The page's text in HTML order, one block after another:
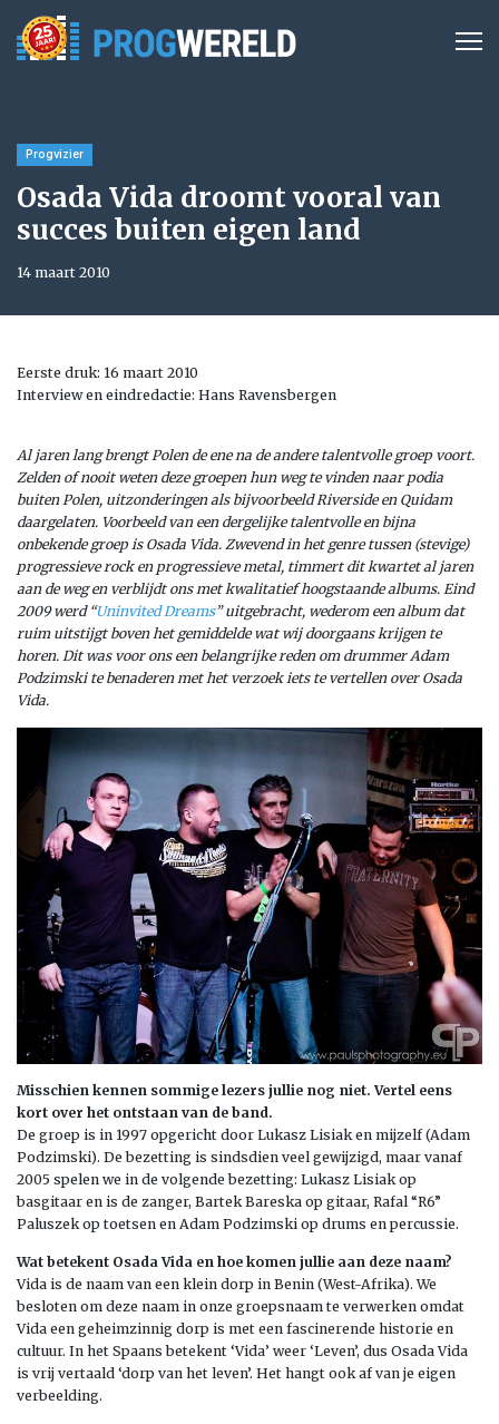
Progvizier
Osada Vida droomt vooral van
succes buiten eigen land
14 maart 2010
Eerste druk: 16 maart 2010
Interview en eindredactie: Hans Ravensbergen
Al jaren lang brengt Polen de ene na de andere talentvolle groep voort.
Zelden of nooit weten deze groepen hun weg te vinden naar podia
buiten Polen, uitzonderingen als bijvoorbeeld Riverside en Quidam
daargelaten. Voorbeeld van een dergelijke talentvolle en bijna
onbekende groep is Osada Vida. Zwevend in het genre tussen (stevige)
progressieve rock en progressieve metal, timmert dit kwartet al jaren
aan de weg en verblijdt ons met kwalitatief hoogstaande albums. Eind
2009 werd “Uninvited Dreams” uitgebracht, wederom een album dat
ruim uitstijgt boven het gemiddelde wat wij doorgaans krijgen te
horen. Dit was voor ons een belangrijke reden om drummer Adam
Podzimski te benaderen met het verzoek iets te vertellen over Osada
Vida.
Misschien kennen sommige lezers jullie nog niet. Vertel eens
kort over het ontstaan van de band.
De groep is in 1997 opgericht door Lukasz Lisiak en mijzelf (Adam
Podzimski). De bezetting is sindsdien veel gewijzigd, maar vanaf
2005 spelen we in de volgende bezetting: Lukasz Lisiak op
basgitaar en is de zanger, Bartek Bareska op gitaar, Rafal “R6”
Paluszek op toetsen en Adam Podzimski op drums en percussie.
Wat betekent Osada Vida en hoe komen jullie aan deze naam?
Vida is de naam van een klein dorp in Benin (West-Afrika). We
besloten om deze naam in onze groepsnaam te verwerken omdat
Vida een geheimzinnig dorp is met een fascinerende historie en
cultuur. In het Spaans betekent ‘Vida’ weer ‘Leven’, dus Osada Vida
is vrij vertaald ‘dorp van het leven’. Het hangt ook af van je eigen
verbeelding.